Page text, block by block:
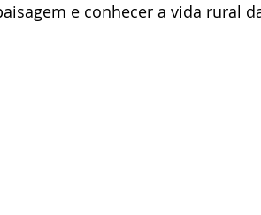
e conhecer a vida rural